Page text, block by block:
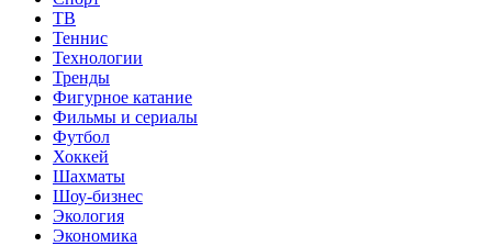
ТВ
Теннис
Технологии
Тренды
Фигурное катание
Фильмы и сериалы
Футбол
Хоккей
Шахматы
Шоу-бизнес
Экология
Экономика